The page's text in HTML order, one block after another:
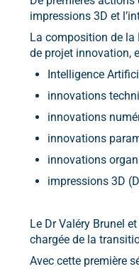
impressions 3D et
La composition de la
de projet innovation,
Intelligence
innovations
innovations
innovations
innovations
impressions 3D
Le Dr Valéry Brunel
chargée de la
Avec cette première